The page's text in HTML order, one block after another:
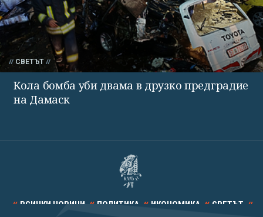
СВЕТЪТ
Кола бомба уби двама в друзко предградие
на Дамаск
ВСИЧКИ НОВИНИ ПОЛИТИКА ИКОНОМИКА СВЕТЪТ